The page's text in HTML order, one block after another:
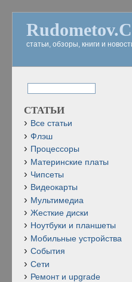
статьи, обзоры, книги и
СТАТЬИ
Все статьи
Флэш
Процессоры
Материнские платы
Чипсеты
Видеокарты
Мультимедиа
Жесткие диски
Ноутбуки и планшеты
Мобильные устройства
События
Сети
Ремонт и upgrade